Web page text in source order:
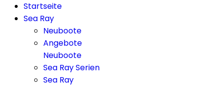
Startseite
Sea Ray
Neuboote
Angebote
Neuboote
Sea Ray Serien
Sea Ray